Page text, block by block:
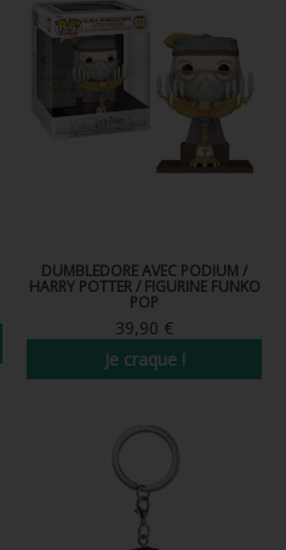
DUMBLEDORE AVEC PODIUM /
HARRY POTTER / FIGURINE FUNKO
POP
39,90 €
Je craque !